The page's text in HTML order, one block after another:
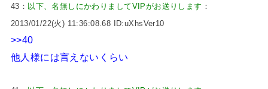
43： 以下、名無しにかわりましてVIPがお送りします ：
2013/01/22(火) 11:36:08.68 ID:uXhsVer10
>>40
他人様には言えないくらい